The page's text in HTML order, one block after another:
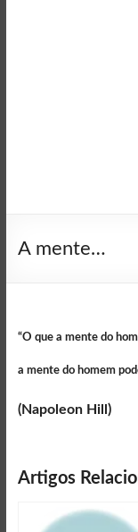
A mente…
“O que a mente do
a mente do homem
(Napoleon Hill)
Artigos